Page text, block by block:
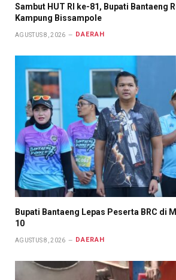
Sambut HUT RI ke-81, Bupati Bantaeng
Kampung Bissampole
AGUSTUS 8, 2026 DAERAH
Bupati Bantaeng Lepas Peserta BRC di
10
AGUSTUS 8, 2026 DAERAH